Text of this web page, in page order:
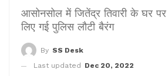
आसोनसोल में जितेंद्र तिवारी के घर
लिए गई पुलिस लौटी बैरंग
By SS Desk
Last updated
Dec 20, 2022